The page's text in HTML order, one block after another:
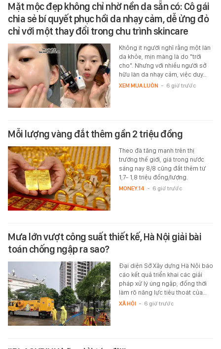
Mặt mộc đẹp không chỉ nhờ nền da sẵn có: Cô gái
chia sẻ bí quyết phục hồi da nhạy cảm, dễ ửng đỏ
chỉ với một thay đổi trong chu trình skincare
Không ít người nghĩ rằng một làn
da khỏe, mịn màng là do "trời
cho". Nhưng với nhiều người sở
hữu làn da nhạy cảm, việc duy…
XEM MUA LUÔN - 6 giờ trước
Mỗi lượng vàng đắt thêm gần 2 triệu đồng
Theo đà tăng mạnh trên thị
trường thế giới, giá trong nước
sáng nay 8/8 cũng đắt thêm từ
1,7- 1,8 triệu đồng/lượng.
MONEY.14 - 6 giờ trước
Mưa lớn vượt công suất thiết kế, Hà Nội giải bài
toán chống ngập ra sao?
Đại diện Sở Xây dựng Hà Nội báo
cáo kết quả triển khai các giải
pháp xử lý úng ngập, đồng thời
làm rõ năng lực tiêu thoát của…
XÃ HỘI - 6 giờ trước